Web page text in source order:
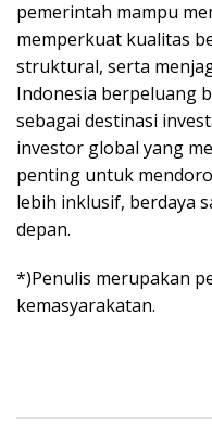
pemerintah mampu
memperkuat kualitas
struktural, serta
Indonesia berpeluang
sebagai destinasi
investor global yang
penting untuk
lebih inklusif, berdaya
depan.
*)Penulis merupakan
kemasyarakatan.